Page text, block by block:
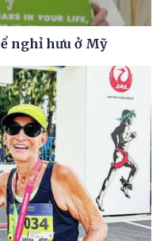
nghỉ hưu ở Mỹ